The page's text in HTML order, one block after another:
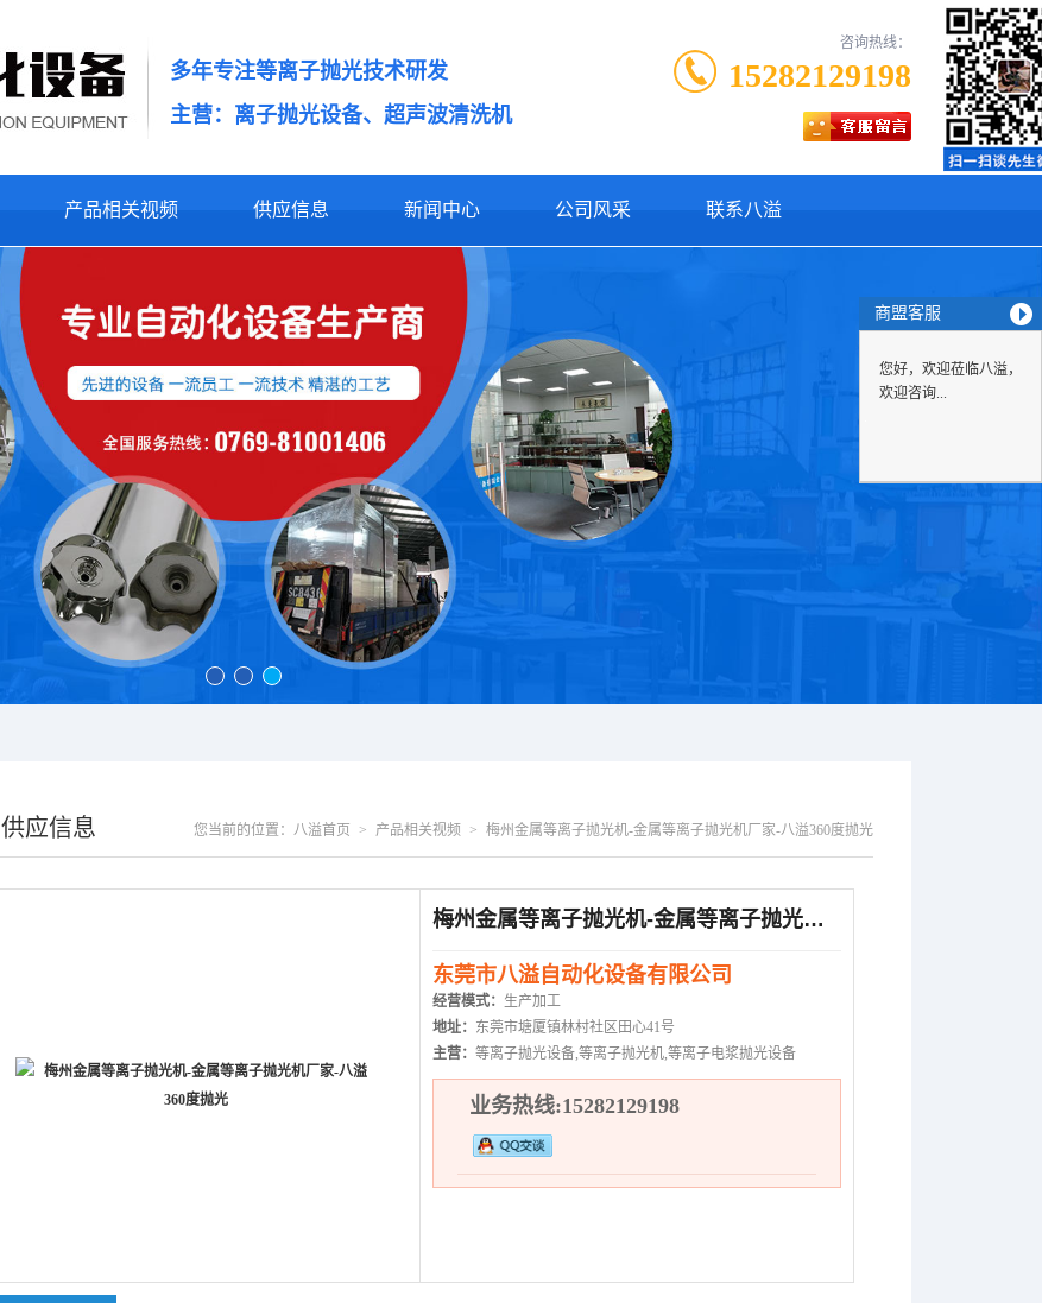
多年专注等离子抛光技术研发
主营：离子抛光设备、超声波清洗机
咨询热线：
15282129198
产品相关视频 供应信息 新闻中心 公司风采 联系八溢
供应信息 您当前的位置： 八溢首页 > 产品相关视频 > 梅州金属等离子抛光机-金属等离子抛光机厂家-八溢360度抛光
梅州金属等离子抛光机-金属等离子抛光机厂家-八溢360度抛光
东莞市八溢自动化设备有限公司
经营模式： 生产加工
地址： 东莞市塘厦镇林村社区田心41号
主营： 等离子抛光设备,等离子抛光机,等离子电浆抛光设备
业务热线:15282129198
商盟客服
您好，欢迎莅临八溢，
欢迎咨询...